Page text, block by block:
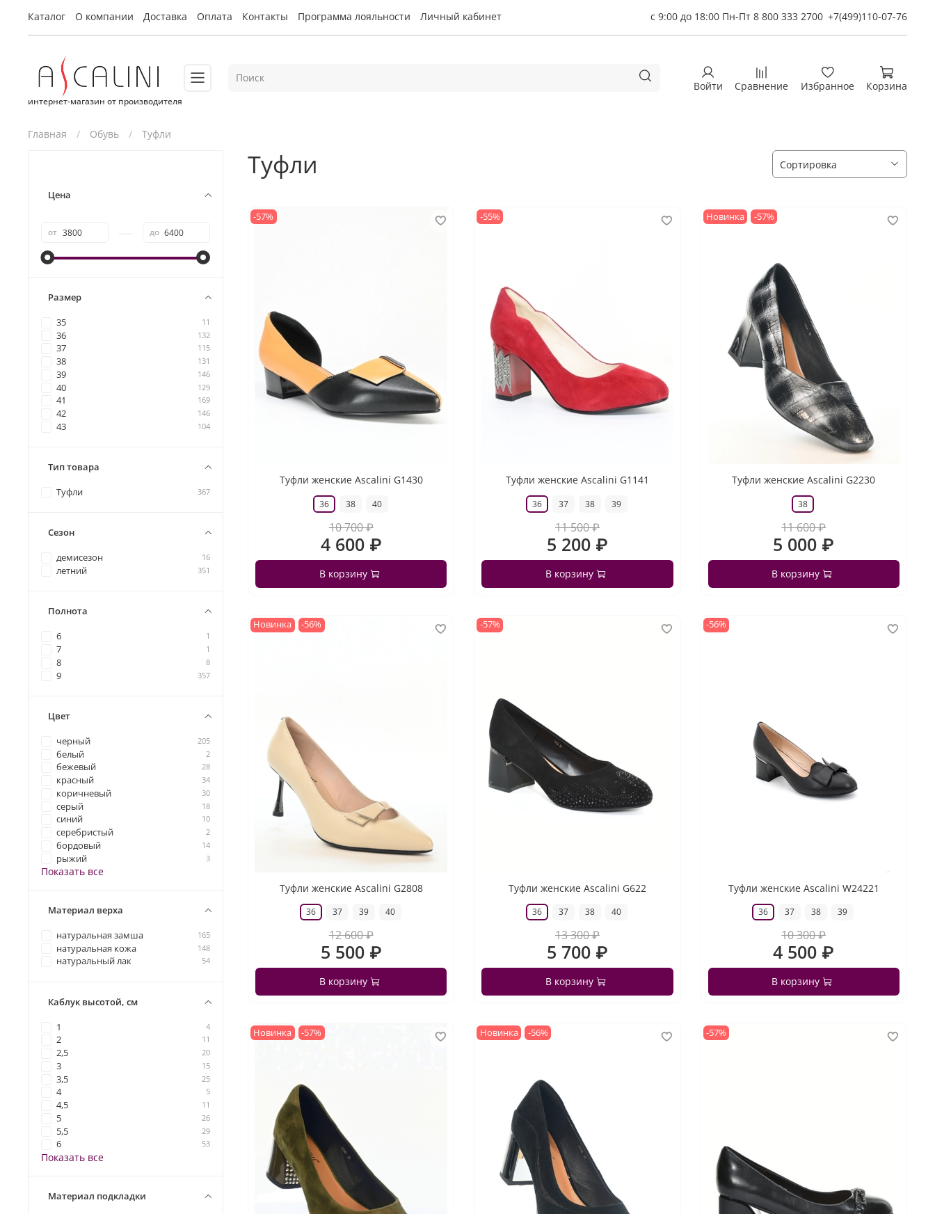
Каталог О компании Доставка Оплата Контакты Программа лояльности Личный кабинет с 9:00 до 18:00 Пн-Пт 8 800 333 2700 +7(499)110-07-76
интернет-магазин от производителя
Войти Сравнение Избранное Корзина
Главная Обувь Туфли
Туфли
-57%
Туфли женские Ascalini G1430
36 38 40
10 700 ₽
4 600 ₽
В корзину
-55%
Туфли женские Ascalini G1141
36 37 38 39
11 500 ₽
5 200 ₽
В корзину
Новинка -57%
Туфли женские Ascalini G2230
38
11 600 ₽
5 000 ₽
В корзину
Новинка -56%
Туфли женские Ascalini G2808
36 37 39 40
12 600 ₽
5 500 ₽
В корзину
-57%
Туфли женские Ascalini G622
36 37 38 40
13 300 ₽
5 700 ₽
В корзину
-56%
Туфли женские Ascalini W24221
36 37 38 39
10 300 ₽
4 500 ₽
В корзину
Новинка -57% Новинка -56% -57%
Цена
от до
Размер
35 11
36 132
37 115
38 131
39 146
40 129
41 169
42 146
43 104
Тип товара
Туфли 367
Сезон
демисезон 16
летний 351
Полнота
6 1
7 1
8 8
9 357
Цвет
черный 205
белый 2
бежевый 28
красный 34
коричневый 30
серый 18
синий 10
серебристый 2
бордовый 14
рыжий 3
Показать все
Материал верха
натуральная замша 165
натуральная кожа 148
натуральный лак 54
Каблук высотой, см
1 4
2 11
2,5 20
3 15
3,5 25
4 5
4,5 11
5 26
5,5 29
6 53
Показать все
Материал подкладки